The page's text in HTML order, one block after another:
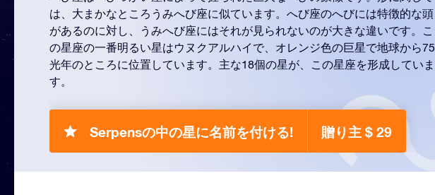
は、大まかなところうみへび座に似ています。へび座のへびには特徴的な頭
があるのに対し、うみへび座にはそれが見られないのが大きな違いです。こ
の星座の一番明るい星はウヌクアルハイで、オレンジ色の巨星で地球から75
光年のところに位置しています。主な18個の星が、この星座を形成していま
す。
Serpensの中の星に名前を付ける! 贈り主 $ 29